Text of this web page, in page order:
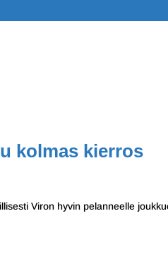
kolmas kierros
Viron hyvin pelanneelle